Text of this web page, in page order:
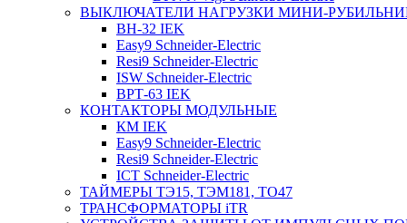
ВЫКЛЮЧАТЕЛИ НАГРУЗКИ МИНИ-
ВН-32 IEK
Easy9 Schneider-Electric
Resi9 Schneider-Electric
ISW Schneider-Electric
ВРТ-63 IEK
КОНТАКТОРЫ МОДУЛЬНЫЕ
КМ IEK
Easy9 Schneider-Electric
Resi9 Schneider-Electric
ICT Schneider-Electric
ТАЙМЕРЫ ТЭ15, ТЭМ181, ТО47
ТРАНСФОРМАТОРЫ iTR